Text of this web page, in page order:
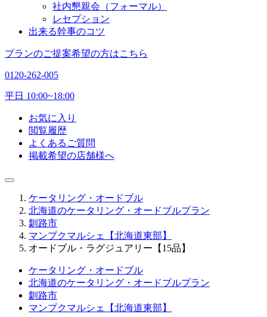
社内懇親会（フォーマル）
レセプション
出来る幹事のコツ
プランのご提案希望の方はこちら
0120-262-005
平日 10:00~18:00
お気に入り
閲覧履歴
よくあるご質問
掲載希望の店舗様へ
ケータリング・オードブル
北海道のケータリング・オードブルプラン
釧路市
マンプクマルシェ【北海道東部】
オードブル・ラグジュアリー【15品】
ケータリング・オードブル
北海道のケータリング・オードブルプラン
釧路市
マンプクマルシェ【北海道東部】